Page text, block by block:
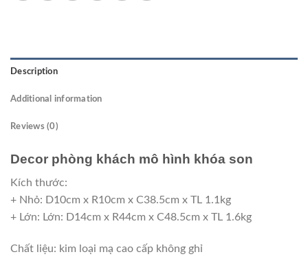
Description
Additional information
Reviews (0)
Decor phòng khách mô hình khóa son
Kích thước:
+ Nhỏ: D10cm x R10cm x C38.5cm x TL 1.1kg
+ Lớn: Lớn: D14cm x R44cm x C48.5cm x TL 1.6kg
Chất liệu: kim loại mạ cao cấp không ghỉ